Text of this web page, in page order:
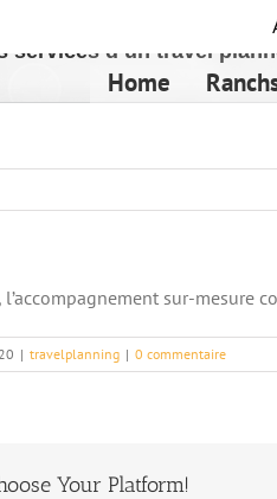
Home
services d’un travel
sur-mesure
| travelplanning | 0 commentaire
Your Platform!